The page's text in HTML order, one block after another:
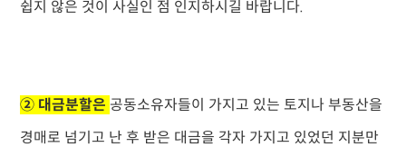
쉽지 않은 것이 사실인 점 인지하시길 바랍니다.
② 대금분할은 공동소유자들이 가지고 있는 토지나 부동산을
경매로 넘기고 난 후 받은 대금을 각자 가지고 있었던 지분만